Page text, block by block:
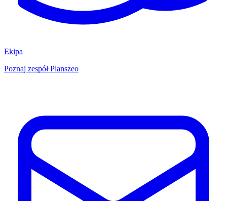
Ekipa
Poznaj zespół Planszeo